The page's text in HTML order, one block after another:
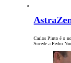
Carlos Pinto é o
Sucede a Pedro